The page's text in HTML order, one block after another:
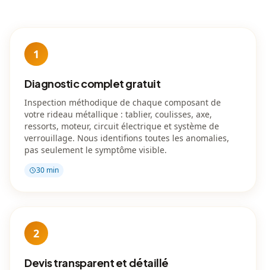
1
Diagnostic complet gratuit
Inspection méthodique de chaque composant de
votre rideau métallique : tablier, coulisses, axe,
ressorts, moteur, circuit électrique et système de
verrouillage. Nous identifions toutes les anomalies,
pas seulement le symptôme visible.
30 min
2
Devis transparent et détaillé